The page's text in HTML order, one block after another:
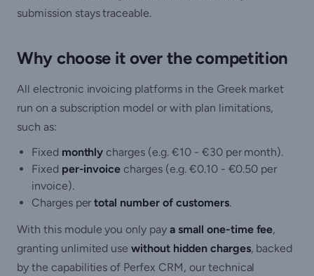
submission stays traceable.
Why choose it over the competition
All electronic invoicing platforms in the Greek market
run on a subscription model or with plan limitations,
such as:
Fixed monthly charges (e.g. €10 - €30 per month).
Fixed per-invoice charges (e.g. €0.10 - €0.50 per
invoice).
Charges pertotal number of customers.
With this module you only paya small one-time fee,
granting unlimited usewithout hidden charges, backed
by the capabilities of Perfex CRM, our technical